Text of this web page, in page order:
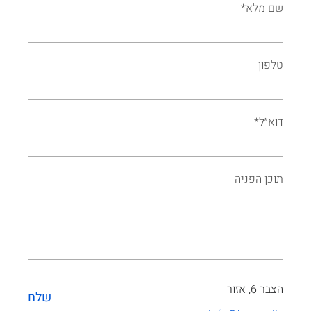
שם מלא*
טלפון
דוא״ל*
תוכן הפניה
שלח
הצבר 6, אזור